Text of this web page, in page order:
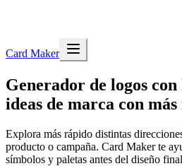
Card Maker
Generador de logos
ideas de marca con
Explora más rápido distintas
producto o campaña. Card Maker te
símbolos y paletas antes del diseño